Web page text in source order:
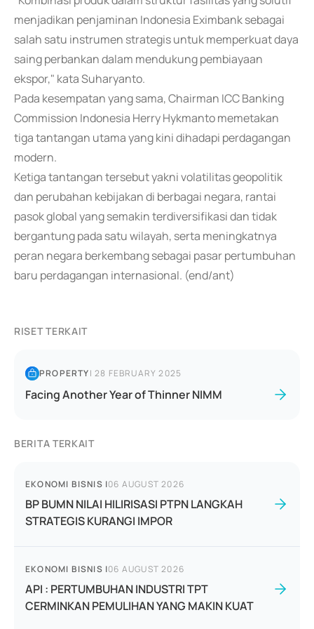
menjadikan penjaminan Indonesia Eximbank sebagai
salah satu instrumen strategis untuk memperkuat daya
saing perbankan dalam mendukung pembiayaan
ekspor," kata Suharyanto.
Pada kesempatan yang sama, Chairman ICC Banking
Commission Indonesia Herry Hykmanto memetakan
tiga tantangan utama yang kini dihadapi perdagangan
modern.
Ketiga tantangan tersebut yakni volatilitas geopolitik
dan perubahan kebijakan di berbagai negara, rantai
pasok global yang semakin terdiversifikasi dan tidak
bergantung pada satu wilayah, serta meningkatnya
peran negara berkembang sebagai pasar pertumbuhan
baru perdagangan internasional. (end/ant)
RISET TERKAIT
PROPERTY|28 FEBRUARY 2025
Facing Another Year of Thinner NIMM
BERITA TERKAIT
EKONOMI BISNIS |06 AUGUST 2026
BP BUMN NILAI HILIRISASI PTPN LANGKAH
STRATEGIS KURANGI IMPOR
EKONOMI BISNIS |06 AUGUST 2026
API : PERTUMBUHAN INDUSTRI TPT
CERMINKAN PEMULIHAN YANG MAKIN KUAT